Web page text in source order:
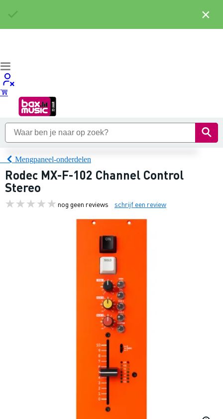
Mengpaneel-onderdelen
Rodec MX-F-102 Channel Control
Stereo
nog geen reviews schrijf een review
×